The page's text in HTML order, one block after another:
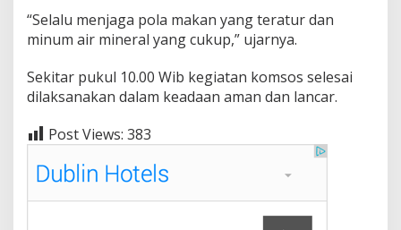
“Selalu menjaga pola makan yang teratur dan
minum air mineral yang cukup,” ujarnya.
Sekitar pukul 10.00 Wib kegiatan komsos selesai
dilaksanakan dalam keadaan aman dan lancar.
Post Views: 383